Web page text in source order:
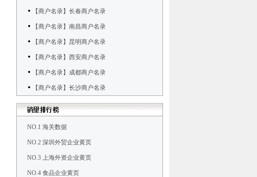
【商户名录】长春商户名录
【商户名录】南昌商户名录
【商户名录】昆明商户名录
【商户名录】西安商户名录
【商户名录】成都商户名录
【商户名录】长沙商户名录
NO.1 海关数据
NO.2 深圳外贸企业黄页
NO.3 上海外资企业黄页
NO.4 食品企业黄页